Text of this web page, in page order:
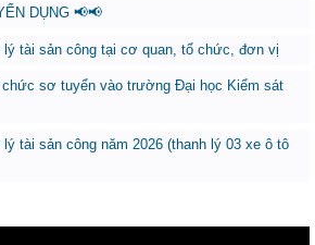
DỤNG 📢📢
tài sản công tại cơ quan, tổ chức, đơn vị
chức sơ tuyển vào trường Đại học Kiểm sát
tài sản công năm 2026 (thanh lý 03 xe ô tô